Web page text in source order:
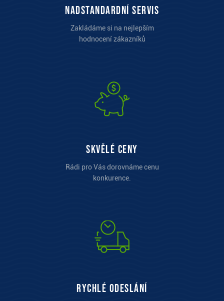
Nadstandardní servis
Zakládáme si na nejlepším
hodnocení zákazníků
Skvělé ceny
Rádi pro Vás dorovnáme cenu
konkurence.
Rychlé odeslání